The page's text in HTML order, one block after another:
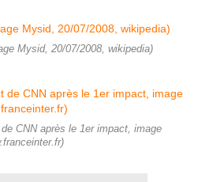
Mysid, 20/07/2008, wikipedia)
CNN après le 1er impact, image